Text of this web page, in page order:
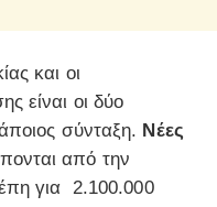
και οι
είναι οι δύο
σύνταξη. Νέες
από την
για 2.100.000